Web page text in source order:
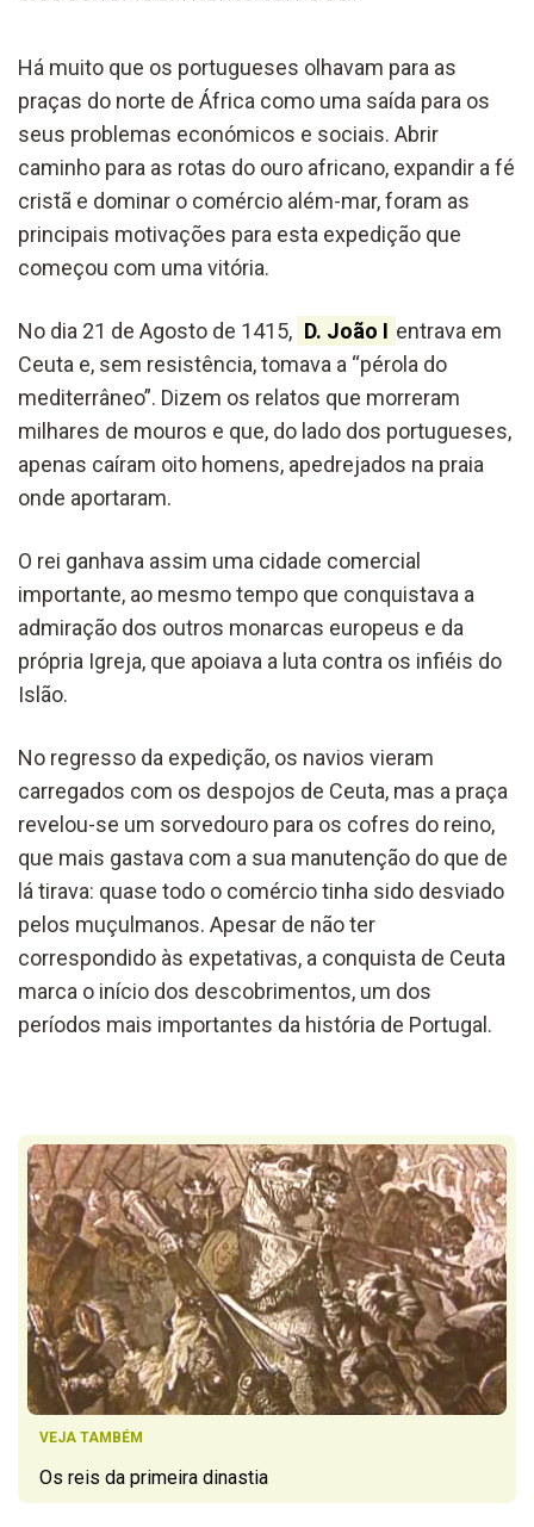
Há muito que os portugueses olhavam para as
praças do norte de África como uma saída para os
seus problemas económicos e sociais. Abrir
caminho para as rotas do ouro africano, expandir a fé
cristã e dominar o comércio além-mar, foram as
principais motivações para esta expedição que
começou com uma vitória.
No dia 21 de Agosto de 1415, D. João I entrava em
Ceuta e, sem resistência, tomava a “pérola do
mediterrâneo”. Dizem os relatos que morreram
milhares de mouros e que, do lado dos portugueses,
apenas caíram oito homens, apedrejados na praia
onde aportaram.
O rei ganhava assim uma cidade comercial
importante, ao mesmo tempo que conquistava a
admiração dos outros monarcas europeus e da
própria Igreja, que apoiava a luta contra os infiéis do
Islão.
No regresso da expedição, os navios vieram
carregados com os despojos de Ceuta, mas a praça
revelou-se um sorvedouro para os cofres do reino,
que mais gastava com a sua manutenção do que de
lá tirava: quase todo o comércio tinha sido desviado
pelos muçulmanos. Apesar de não ter
correspondido às expetativas, a conquista de Ceuta
marca o início dos descobrimentos, um dos
períodos mais importantes da história de Portugal.
VEJA TAMBÉM
Os reis da primeira dinastia